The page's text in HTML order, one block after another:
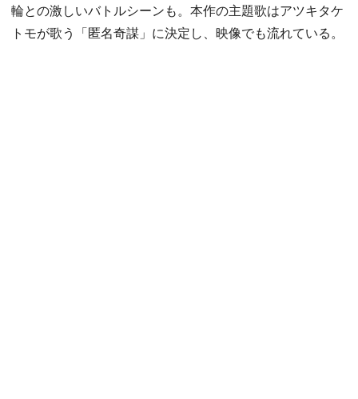
輪との激しいバトルシーンも。本作の主題歌はアツキタケ
トモが歌う「匿名奇謀」に決定し、映像でも流れている。